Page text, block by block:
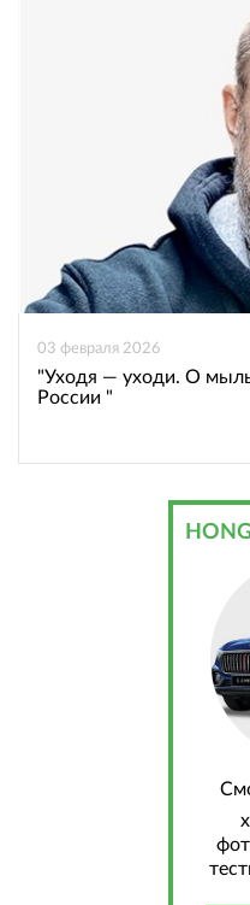
03 февраля 2026
"Уходя — уходи. О
России "